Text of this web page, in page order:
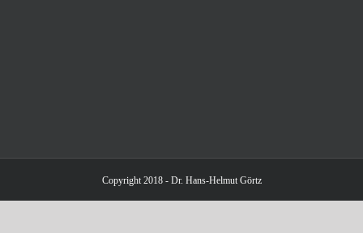
Copyright 2018 - Dr. Hans-Helmut Görtz